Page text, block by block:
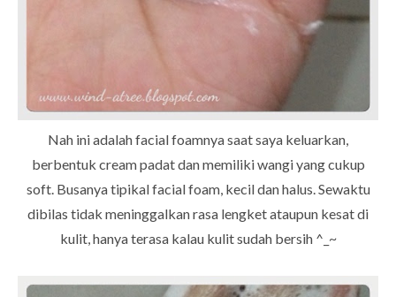
Nah ini adalah facial foamnya saat saya keluarkan,
berbentuk cream padat dan memiliki wangi yang cukup
soft. Busanya tipikal facial foam, kecil dan halus. Sewaktu
dibilas tidak meninggalkan rasa lengket ataupun kesat di
kulit, hanya terasa kalau kulit sudah bersih ^_~